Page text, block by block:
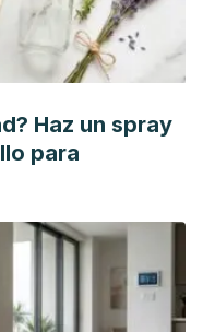
Haz un spray
para